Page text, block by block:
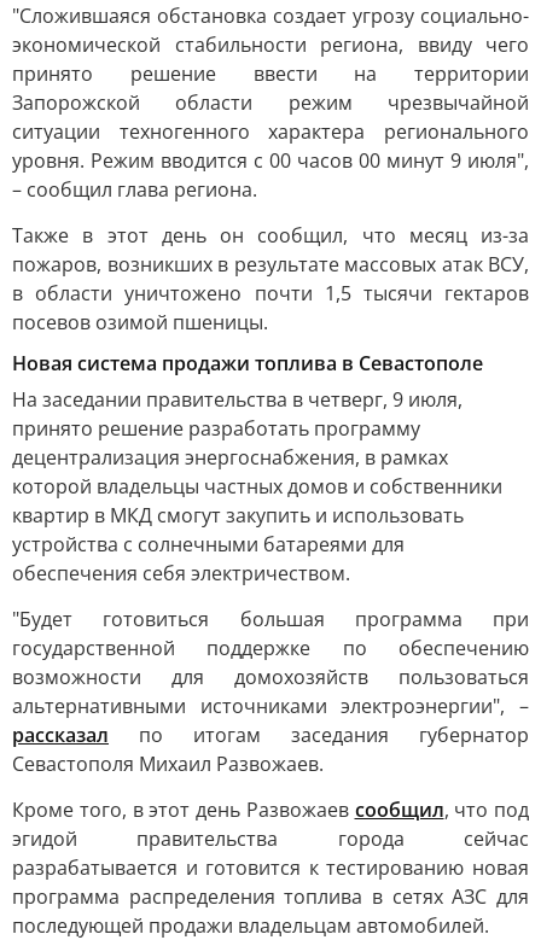
"Сложившаяся обстановка создает угрозу социально-
экономической стабильности региона, ввиду чего
принято решение ввести на территории
Запорожской области режим чрезвычайной
ситуации техногенного характера регионального
уровня. Режим вводится с 00 часов 00 минут 9 июля",
– сообщил глава региона.
Также в этот день он сообщил, что месяц из-за
пожаров, возникших в результате массовых атак ВСУ,
в области уничтожено почти 1,5 тысячи гектаров
посевов озимой пшеницы.
Новая система продажи топлива в Севастополе
На заседании правительства в четверг, 9 июля,
принято решение разработать программу
децентрализация энергоснабжения, в рамках
которой владельцы частных домов и собственники
квартир в МКД смогут закупить и использовать
устройства с солнечными батареями для
обеспечения себя электричеством.
"Будет готовиться большая программа при
государственной поддержке по обеспечению
возможности для домохозяйств пользоваться
альтернативными источниками электроэнергии", –
рассказал по итогам заседания губернатор
Севастополя Михаил Развожаев.
Кроме того, в этот день Развожаев сообщил, что под
эгидой правительства города сейчас
разрабатывается и готовится к тестированию новая
программа распределения топлива в сетях АЗС для
последующей продажи владельцам автомобилей.